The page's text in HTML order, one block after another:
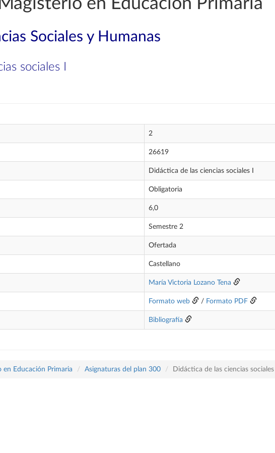
Sociales y Humanas
sociales I
2
26619
Didáctica de las ciencias sociales I
Obligatoria
6,0
Semestre 2
Ofertada
Castellano
María Victoria Lozano Tena
Formato web / Formato PDF
Bibliografía
en Educación Primaria Asignaturas del plan 300 Didáctica de las ciencias sociales I